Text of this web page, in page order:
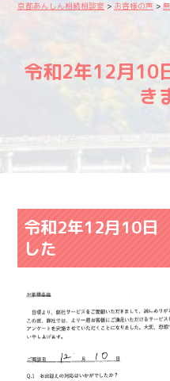
京都あんしん相続相談室 > お客様の声 >
令和2年12月
き
令和2年12月10
した